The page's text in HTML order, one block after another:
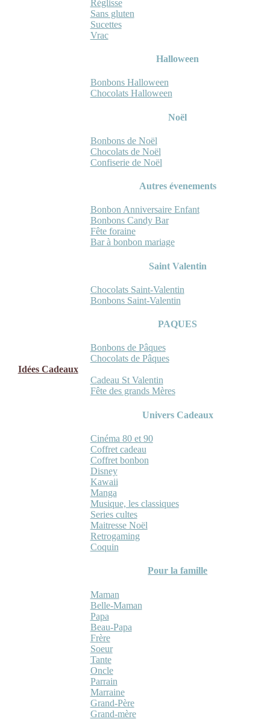
Réglisse
Sans gluten
Sucettes
Vrac
Halloween
Bonbons Halloween
Chocolats Halloween
Noël
Bonbons de Noël
Chocolats de Noël
Confiserie de Noël
Autres évenements
Bonbon Anniversaire Enfant
Bonbons Candy Bar
Fête foraine
Bar à bonbon mariage
Saint Valentin
Chocolats Saint-Valentin
Bonbons Saint-Valentin
PAQUES
Bonbons de Pâques
Chocolats de Pâques
Idées Cadeaux
Cadeau St Valentin
Fête des grands Mères
Univers Cadeaux
Cinéma 80 et 90
Coffret cadeau
Coffret bonbon
Disney
Kawaii
Manga
Musique, les classiques
Series cultes
Maitresse Noël
Retrogaming
Coquin
Pour la famille
Maman
Belle-Maman
Papa
Beau-Papa
Frère
Soeur
Tante
Oncle
Parrain
Marraine
Grand-Père
Grand-mère